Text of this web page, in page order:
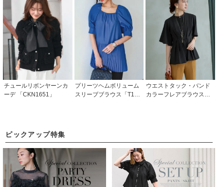
シーン対応
チュールリボンヤーンカ
ーデ 「CKN1651」
プリーツヘムボリューム
スリーブブラウス「T122
ウエストタック・バンド
カラーフレアブラウス「T
ピックアップ特集